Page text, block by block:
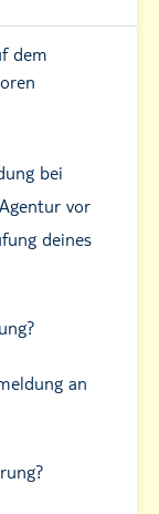
dem
bei
vor
deines
an